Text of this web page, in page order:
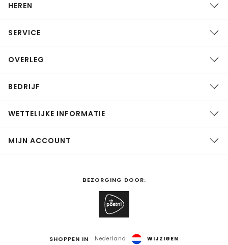
HEREN
SERVICE
OVERLEG
BEDRIJF
WETTELIJKE INFORMATIE
MIJN ACCOUNT
BEZORGING DOOR:
SHOPPEN IN Nederland WIJZIGEN